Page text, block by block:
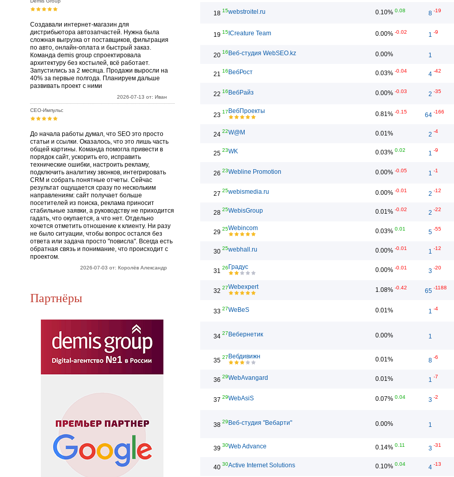
Создавали интернет-магазин для
дистрибьютора автозапчастей. Нужна была
сложная выгрузка от поставщиков, фильтрация
по авто, онлайн-оплата и быстрый заказ.
Команда demis group спроектировала
архитектуру без костылей, всё работает.
Запустились за 2 месяца. Продажи выросли на
40% за первые полгода. Планируем дальше
развивать проект с ними
2026-07-13 от: Иван
СЕО-Импульс
До начала работы думал, что SEO это просто
статьи и ссылки. Оказалось, что это лишь часть
общей картины. Команда помогла привести в
порядок сайт, ускорить его, исправить
технические ошибки, настроить рекламу,
подключить аналитику звонков, интегрировать
CRM и собрать понятные отчеты. Сейчас
результат ощущается сразу по нескольким
направлениям: сайт получает больше
посетителей из поиска, реклама приносит
стабильные заявки, а руководству не приходится
гадать, что окупается, а что нет. Отдельно
хочется отметить отношение к клиенту. Ни разу
не было ситуации, чтобы вопрос остался без
ответа или задача просто "повисла". Всегда есть
обратная связь и понимание, что происходит с
проектом.
2026-07-03 от: Королёв Александр
Партнёры
18 15webstroitel.ru 0.10% 0.08 8 -19
19 15ICreature Team 0.00% -0.02 1 -9
20 16 Веб-студия WebSEO.kz 0.00% 1
21 16 ВебРост 0.03% -0.04 4 -42
22 16 ВебРайз 0.00% -0.03 2 -35
23 17 ВебПроекты 0.81% -0.15 64 -166
24 22W@M 0.01% 2 -4
25 23WK 0.03% 0.02 1 -9
26 23Webline Promotion 0.00% -0.05 1 -1
27 25webismedia.ru 0.00% -0.01 2 -12
28 25WebisGroup 0.01% -0.02 2 -22
29 25Webincom 0.03% 0.01 5 -55
30 25webhall.ru 0.00% -0.01 1 -12
31 26 Градус 0.00% -0.01 3 -20
32 27Webexpert 1.08% -0.42 65 -1188
33 27WeBeS 0.01% 1 -4
34 27 Вебернетик 0.00% 1
35 27 Вебдивижн 0.01% 8 -6
36 29WebAvangard 0.01% 1 -7
37 29WebAsiS 0.07% 0.04 3 -2
38 29 Веб-студия "Вебарти" 0.00% 1
39 30Web Advance 0.14% 0.11 3 -31
40 30Active Internet Solutions 0.10% 0.04 4 -13